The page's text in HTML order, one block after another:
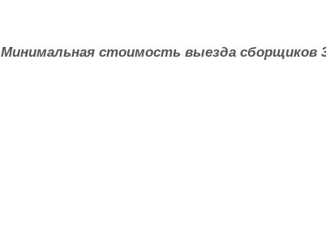
Минимальная стоимость выезда сборщиков